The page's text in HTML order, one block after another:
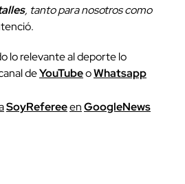
, tanto para nosotros como
lo relevante al deporte lo
deYouTubeoWhatsapp
SoyRefereeenGoogleNews